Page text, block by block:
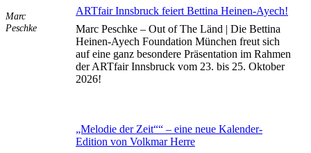
Marc
Peschke
ARTfair Innsbruck feiert Bettina Heinen-Ayech!
Marc Peschke – Out of The Länd | Die Bettina
Heinen-Ayech Foundation München freut sich
auf eine ganz besondere Präsentation im Rahmen
der ARTfair Innsbruck vom 23. bis 25. Oktober
2026!
„Melodie der Zeit““ – eine neue Kalender-
Edition von Volkmar Herre